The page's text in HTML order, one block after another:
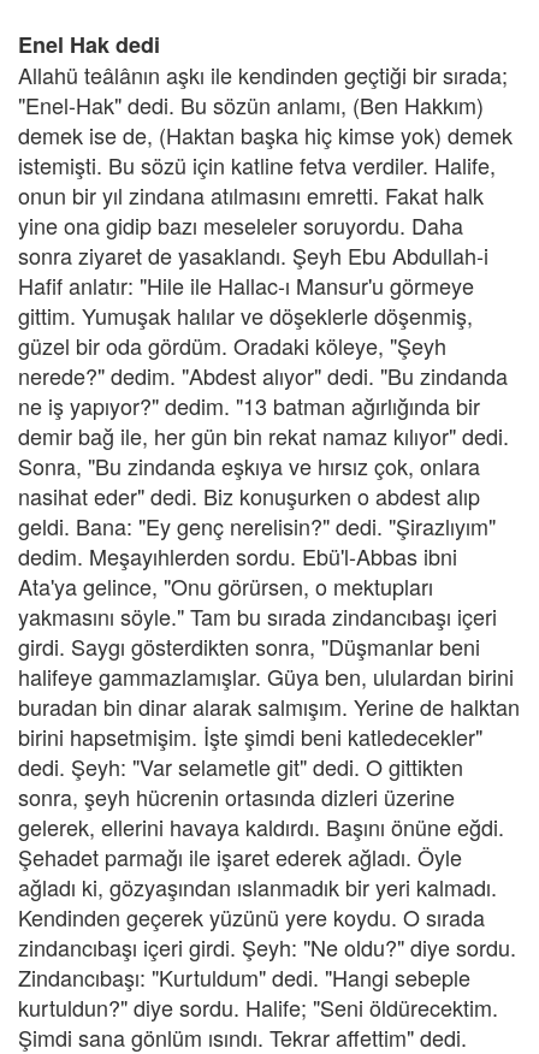
Enel Hak dedi
Allahü teâlânın aşkı ile kendinden geçtiği bir sırada;
"Enel-Hak" dedi. Bu sözün anlamı, (Ben Hakkım)
demek ise de, (Haktan başka hiç kimse yok) demek
istemişti. Bu sözü için katline fetva verdiler. Halife,
onun bir yıl zindana atılmasını emretti. Fakat halk
yine ona gidip bazı meseleler soruyordu. Daha
sonra ziyaret de yasaklandı. Şeyh Ebu Abdullah-i
Hafif anlatır: "Hile ile Hallac-ı Mansur'u görmeye
gittim. Yumuşak halılar ve döşeklerle döşenmiş,
güzel bir oda gördüm. Oradaki köleye, "Şeyh
nerede?" dedim. "Abdest alıyor" dedi. "Bu zindanda
ne iş yapıyor?" dedim. "13 batman ağırlığında bir
demir bağ ile, her gün bin rekat namaz kılıyor" dedi.
Sonra, "Bu zindanda eşkıya ve hırsız çok, onlara
nasihat eder" dedi. Biz konuşurken o abdest alıp
geldi. Bana: "Ey genç nerelisin?" dedi. "Şirazlıyım"
dedim. Meşayıhlerden sordu. Ebü'l-Abbas ibni
Ata'ya gelince, "Onu görürsen, o mektupları
yakmasını söyle." Tam bu sırada zindancıbaşı içeri
girdi. Saygı gösterdikten sonra, "Düşmanlar beni
halifeye gammazlamışlar. Güya ben, ululardan birini
buradan bin dinar alarak salmışım. Yerine de halktan
birini hapsetmişim. İşte şimdi beni katledecekler"
dedi. Şeyh: "Var selametle git" dedi. O gittikten
sonra, şeyh hücrenin ortasında dizleri üzerine
gelerek, ellerini havaya kaldırdı. Başını önüne eğdi.
Şehadet parmağı ile işaret ederek ağladı. Öyle
ağladı ki, gözyaşından ıslanmadık bir yeri kalmadı.
Kendinden geçerek yüzünü yere koydu. O sırada
zindancıbaşı içeri girdi. Şeyh: "Ne oldu?" diye sordu.
Zindancıbaşı: "Kurtuldum" dedi. "Hangi sebeple
kurtuldun?" diye sordu. Halife; "Seni öldürecektim.
Şimdi sana gönlüm ısındı. Tekrar affettim" dedi.